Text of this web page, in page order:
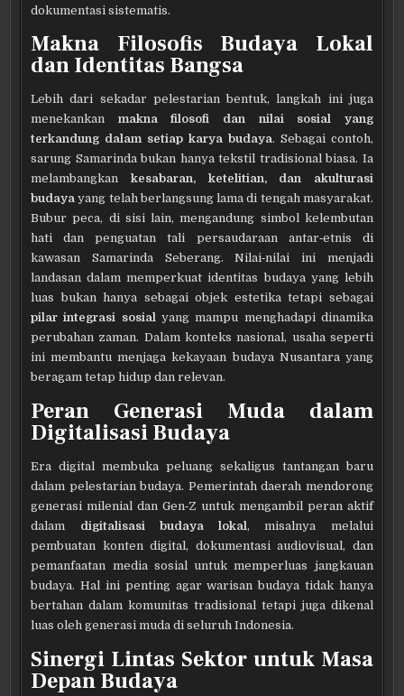
dokumentasi sistematis.
Makna Filosofis Budaya Lokal
dan Identitas Bangsa
Lebih dari sekadar pelestarian bentuk, langkah ini juga
menekankan makna filosofi dan nilai sosial yang
terkandung dalam setiap karya budaya. Sebagai contoh,
sarung Samarinda bukan hanya tekstil tradisional biasa. Ia
melambangkan kesabaran, ketelitian, dan akulturasi
budaya yang telah berlangsung lama di tengah masyarakat.
Bubur peca, di sisi lain, mengandung simbol kelembutan
hati dan penguatan tali persaudaraan antar‑etnis di
kawasan Samarinda Seberang. Nilai‑nilai ini menjadi
landasan dalam memperkuat identitas budaya yang lebih
luas bukan hanya sebagai objek estetika tetapi sebagai
pilar integrasi sosialyang mampu menghadapi dinamika
perubahan zaman. Dalam konteks nasional, usaha seperti
ini membantu menjaga kekayaan budaya Nusantara yang
beragam tetap hidup dan relevan.
Peran Generasi Muda dalam
Digitalisasi Budaya
Era digital membuka peluang sekaligus tantangan baru
dalam pelestarian budaya. Pemerintah daerah mendorong
generasi milenial dan Gen‑Z untuk mengambil peran aktif
dalam digitalisasi budaya lokal, misalnya melalui
pembuatan konten digital, dokumentasi audiovisual, dan
pemanfaatan media sosial untuk memperluas jangkauan
budaya. Hal ini penting agar warisan budaya tidak hanya
bertahan dalam komunitas tradisional tetapi juga dikenal
luas oleh generasi muda di seluruh Indonesia.
Sinergi Lintas Sektor untuk Masa
Depan Budaya